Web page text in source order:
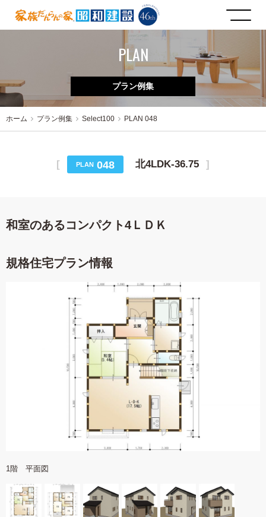
PLAN
プラン例集
ホーム プラン例集 Select100 PLAN 048
PLAN 048 北4LDK-36.75
和室のあるコンパクト4ＬＤＫ
規格住宅プラン情報
1階 平面図